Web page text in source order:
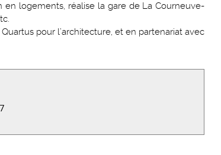
en logements, réalise la gare de La Courneuve-
pour l’architecture, et en partenariat avec